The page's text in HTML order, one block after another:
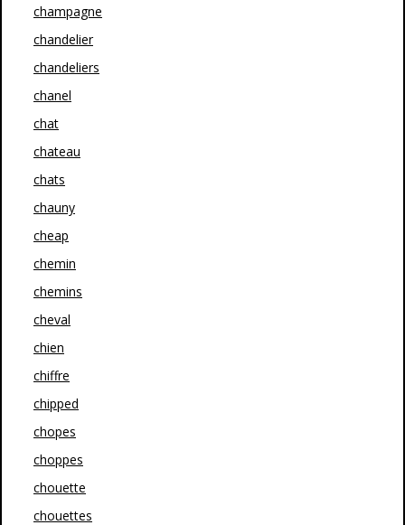
champagne
chandelier
chandeliers
chanel
chat
chateau
chats
chauny
cheap
chemin
chemins
cheval
chien
chiffre
chipped
chopes
choppes
chouette
chouettes